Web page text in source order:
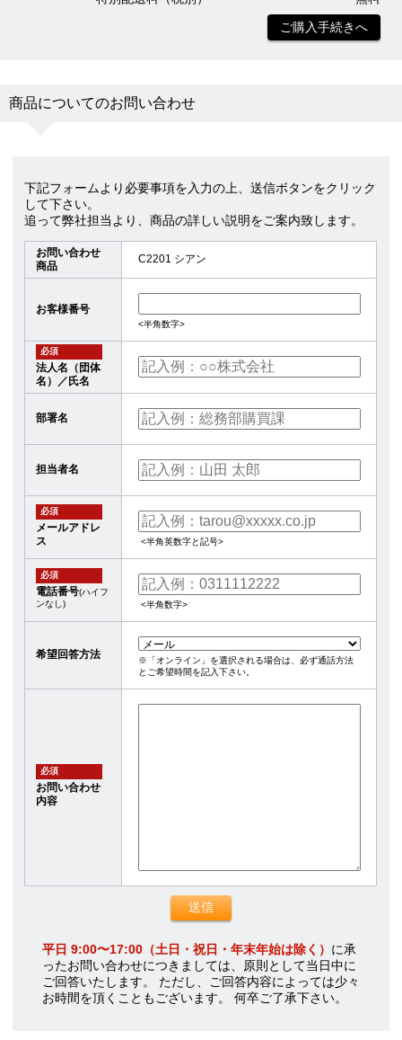
ご購入手続きへ
商品についてのお問い合わせ
下記フォームより必要事項を入力の上、送信ボタンをクリック
して下さい。
追って弊社担当より、商品の詳しい説明をご案内致します。
お問い合わせ
商品
C2201 シアン
お客様番号
<半角数字>
必須
法人名（団体
名）／氏名
部署名
担当者名
必須
メールアドレ
ス
<半角英数字と記号>
必須
電話番号(ハイフ
ンなし)
<半角数字>
希望回答方法
※「オンライン」を選択される場合は、必ず通話方法
とご希望時間を記入下さい。
必須
お問い合わせ
内容
平日 9:00〜17:00（土日・祝日・年末年始は除く） に承
ったお問い合わせにつきましては、原則として当日中に
ご回答いたします。 ただし、ご回答内容によっては少々
お時間を頂くこともございます。 何卒ご了承下さい。